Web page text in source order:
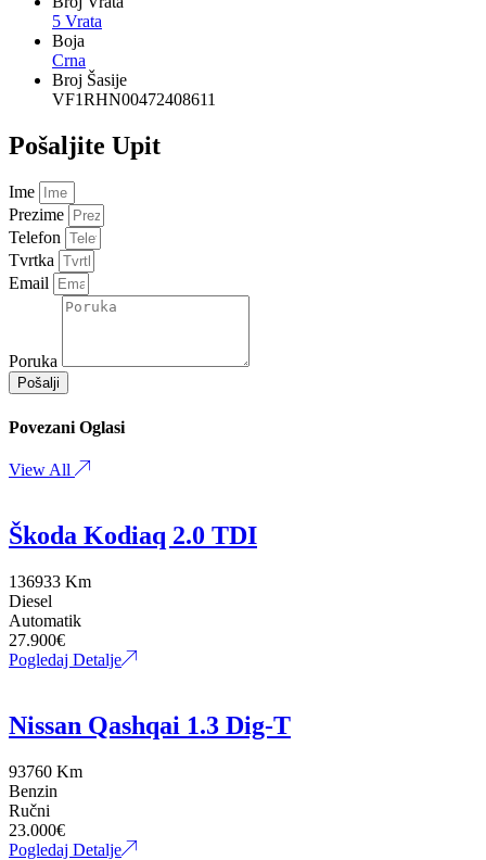
5 Vrata
Boja
Crna
Broj Šasije
VF1RHN00472408611
Pošaljite Upit
Ime
Prezime
Telefon
Tvrtka
Email
Poruka
Pošalji
Povezani Oglasi
View All
Škoda Kodiaq 2.0 TDI
136933 Km
Diesel
Automatik
27.900€
Pogledaj Detalje
Nissan Qashqai 1.3 Dig-T
93760 Km
Benzin
Ručni
23.000€
Pogledaj Detalje